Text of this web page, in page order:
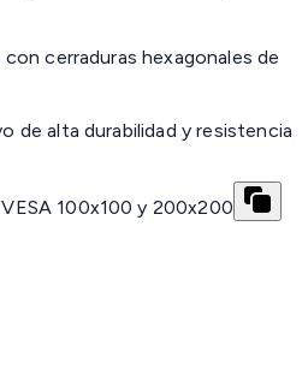
cerraduras hexagonales de
de alta durabilidad y resistencia
100x100 y 200x200